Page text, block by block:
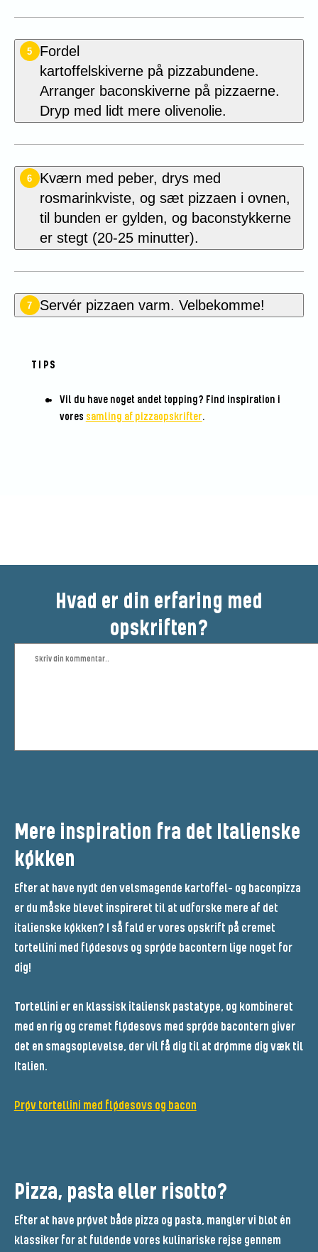
5
Fordel
kartoffelskiverne på pizzabundene.
Arranger baconskiverne på pizzaerne.
Dryp med lidt mere olivenolie.
6
Kværn med peber, drys med
rosmarinkviste, og sæt pizzaen i ovnen,
til bunden er gylden, og baconstykkerne
er stegt (20-25 minutter).
7 Servér pizzaen varm. Velbekomme!
TIPS
Vil du have noget andet topping? Find inspiration i
vores samling af pizzaopskrifter.
Hvad er din erfaring med
opskriften?
Mere inspiration fra det Italienske
køkken
Efter at have nydt den velsmagende kartoffel- og baconpizza
er du måske blevet inspireret til at udforske mere af det
italienske køkken? I så fald er vores opskrift på cremet
tortellini med flødesovs og sprøde bacontern lige noget for
dig!
Tortellini er en klassisk italiensk pastatype, og kombineret
med en rig og cremet flødesovs med sprøde bacontern giver
det en smagsoplevelse, der vil få dig til at drømme dig væk til
Italien.
Prøv tortellini med flødesovs og bacon
Pizza, pasta eller risotto?
Efter at have prøvet både pizza og pasta, mangler vi blot én
klassiker for at fuldende vores kulinariske rejse gennem